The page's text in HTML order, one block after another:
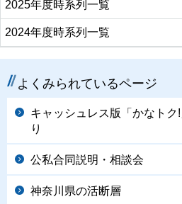
2025年度時系列一覧
2024年度時系列一覧
よくみられているページ
キャッシュレス版「かなト
り
公私合同説明・相談会
神奈川県の活断層